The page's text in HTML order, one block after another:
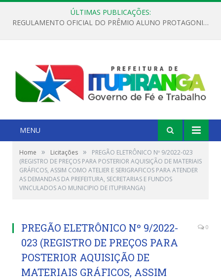
ÚLTIMAS PUBLICAÇÕES:
REGULAMENTO OFICIAL DO PRÊMIO ALUNO PROTAGONISTA – EDIÇÃO 2026
MENU
Home » Licitações »
PREGÃO ELETRÔNICO Nº 9/2022-023
(REGISTRO DE PREÇOS PARA POSTERIOR AQUISIÇÃO DE MATERIAIS
GRÁFICOS, ASSIM COMO ATELIER E SERIGRAFICOS PARA ATENDER
AS DEMANDAS DA PREFEITURA, SECRETARIAS E FUNDOS
VINCULADOS AO MUNICIPIO DE ITUPIRANGA)
PREGÃO ELETRÔNICO Nº 9/2022-
023 (REGISTRO DE PREÇOS PARA
POSTERIOR AQUISIÇÃO DE
MATERIAIS GRÁFICOS, ASSIM
0